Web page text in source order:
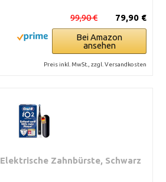
79,90 €
99,90 €
Bei Amazon
ansehen
Preis inkl. MwSt., zzgl. Versandkosten
Zahnbürste, Schwarz